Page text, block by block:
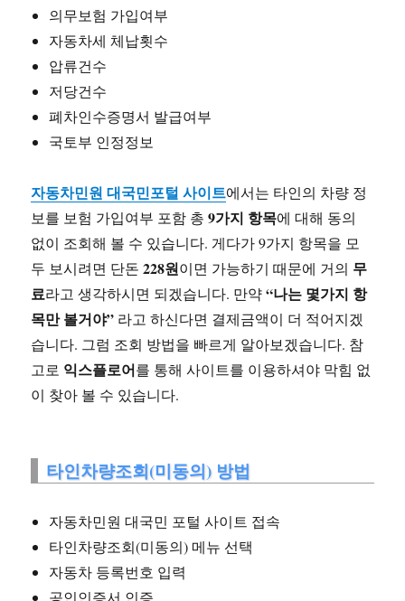
의무보험 가입여부
자동차세 체납횟수
압류건수
저당건수
폐차인수증명서 발급여부
국토부 인정정보
자동차민원 대국민포털 사이트에서는 타인의 차량 정
보를 보험 가입여부 포함 총9가지 항목에 대해 동의
없이 조회해 볼 수 있습니다. 게다가 9가지 항목을 모
두 보시려면 단돈228원이면 가능하기 때문에 거의 무
료라고 생각하시면 되겠습니다. 만약“나는 몇가지 항
목만 볼거야” 라고 하신다면 결제금액이 더 적어지겠
습니다. 그럼 조회 방법을 빠르게 알아보겠습니다. 참
고로 익스플로어를 통해 사이트를 이용하셔야 막힘 없
이 찾아 볼 수 있습니다.
타인차량조회(미동의) 방법
자동차민원 대국민 포털 사이트 접속
타인차량조회(미동의) 메뉴 선택
자동차 등록번호 입력
공인인증서 인증